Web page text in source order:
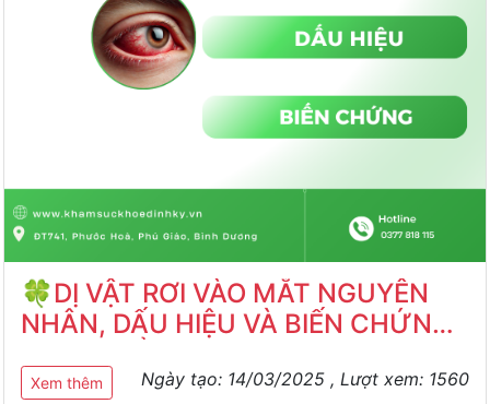
🍀DỊ VẬT RƠI VÀO MẮT NGUYÊN
NHÂN, DẤU HIỆU VÀ BIẾN CHỨNG
Xem thêm Ngày tạo: 14/03/2025 , Lượt xem: 1560